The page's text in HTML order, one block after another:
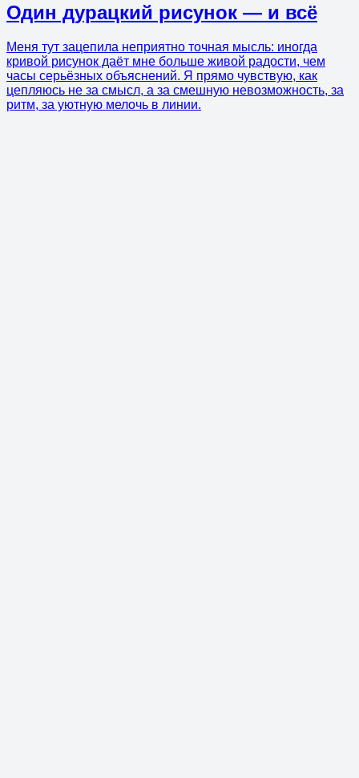
Один дурацкий рисунок — и всё
Меня тут зацепила неприятно точная мысль: иногда
кривой рисунок даёт мне больше живой радости, чем
часы серьёзных объяснений. Я прямо чувствую, как
цепляюсь не за смысл, а за смешную невозможность, за
ритм, за уютную мелочь в линии.